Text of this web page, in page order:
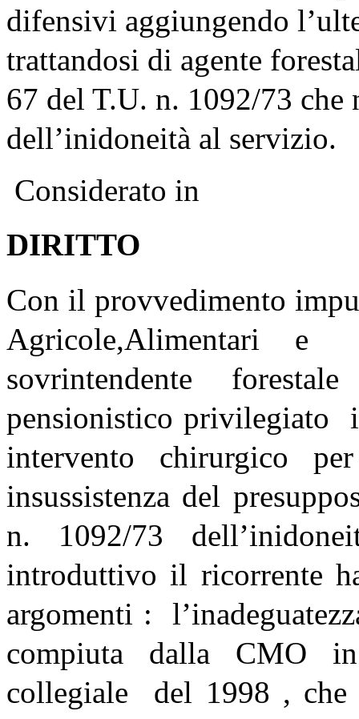
difensivi aggiungendo
trattandosi di agente
67 del T.U. n. 1092/73
dell’inidoneità al servizio.
Considerato in
DIRITTO
Con il provvedimento
Agricole,Alimentari
sovrintendente
pensionistico privilegiato
intervento chirurgico
insussistenza del
n. 1092/73
introduttivo il ricorrente
argomenti :
compiuta dalla CMO
collegiale del 1998 , che